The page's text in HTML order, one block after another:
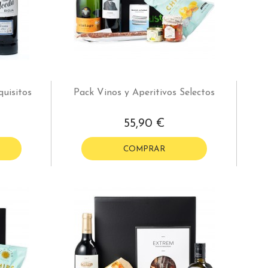
Pack Vinos y Aperitivos Selectos
55,90 €
COMPRAR